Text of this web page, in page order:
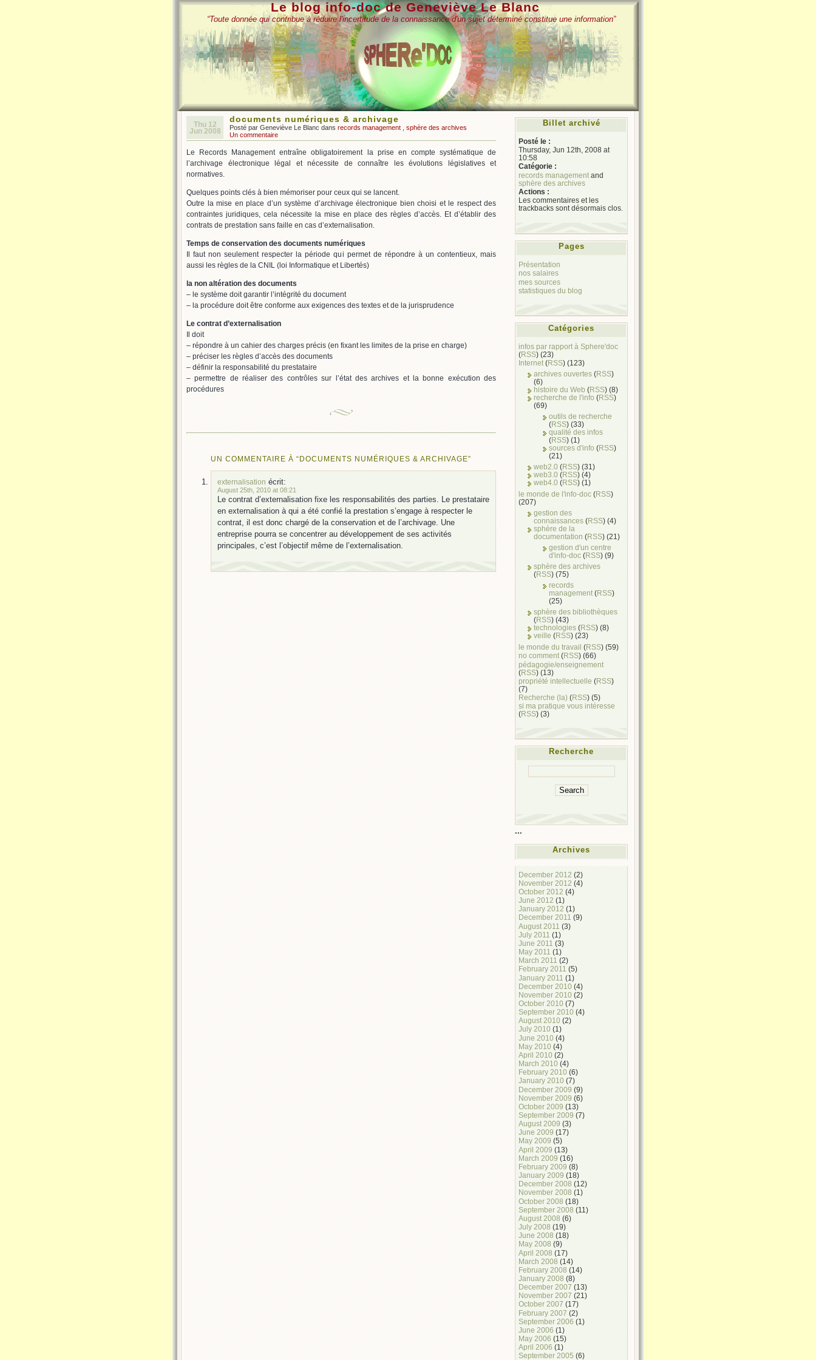
Le blog info-doc de Geneviève Le Blanc
“Toute donnée qui contribue à réduire l'incertitude de la connaissance d'un sujet déterminé constitue une information”
Thu 12
Jun 2008
documents numériques & archivage
Posté par Geneviève Le Blanc dans records management
sphère des archives
Un commentaire
Le Records Management entraîne obligatoirement la prise en compte systématique de
l’archivage électronique légal et nécessite de connaître les évolutions législatives et
normatives.
Quelques points clés à bien mémoriser pour ceux qui se lancent.
Outre la mise en place d’un système d’archivage électronique bien choisi et le respect des
contraintes juridiques, cela nécessite la mise en place des règles d’accès. Et d’établir des
contrats de prestation sans faille en cas d’externalisation.
Temps de conservation des documents numériques
Il faut non seulement respecter la période qui permet de répondre à un contentieux, mais
aussi les règles de la CNIL (loi Informatique et Libertés)
la non altération des documents
– le système doit garantir l’intégrité du document
– la procédure doit être conforme aux exigences des textes et de la jurisprudence
Le contrat d’externalisation
Il doit
– répondre à un cahier des charges précis (en fixant les limites de la prise en charge)
– préciser les règles d’accès des documents
– définir la responsabilité du prestataire
– permettre de réaliser des contrôles sur l’état des archives et la bonne exécution des
procédures
UN COMMENTAIRE À “DOCUMENTS NUMÉRIQUES & ARCHIVAGE”
externalisation écrit:
August 25th, 2010 at 08:21
Le contrat d’externalisation fixe les responsabilités des parties. Le prestataire
en externalisation à qui a été confié la prestation s’engage à respecter le
contrat, il est donc chargé de la conservation et de l’archivage. Une
entreprise pourra se concentrer au développement de ses activités
principales, c’est l’objectif même de l’externalisation.
Billet archivé
Posté le :
Thursday, Jun 12th, 2008 at
10:58
Catégorie :
records management and
sphère des archives
Actions :
Les commentaires et les
trackbacks sont désormais clos.
Pages
Présentation
nos salaires
mes sources
statistiques du blog
Catégories
infos par rapport à Sphere'doc
(RSS) (23)
Internet (RSS) (123)
archives ouvertes (RSS)
(6)
histoire du Web (RSS) (8)
recherche de l'info (RSS)
(69)
outils de recherche
(RSS) (33)
qualité des infos
(RSS) (1)
sources d'info (RSS)
(21)
web2.0 (RSS) (31)
web3.0 (RSS) (4)
web4.0 (RSS) (1)
le monde de l'info-doc (RSS)
(207)
gestion des
connaissances (RSS) (4)
sphère de la
documentation (RSS) (21)
gestion d'un centre
d'info-doc (RSS) (9)
sphère des archives
(RSS) (75)
records
management (RSS)
(25)
sphère des bibliothèques
(RSS) (43)
technologies (RSS) (8)
veille (RSS) (23)
le monde du travail (RSS) (59)
no comment (RSS) (66)
pédagogie/enseignement
(RSS) (13)
propriété intellectuelle (RSS)
(7)
Recherche (la) (RSS) (5)
si ma pratique vous intéresse
(RSS) (3)
Recherche
...
Archives
December 2012 (2)
November 2012 (4)
October 2012 (4)
June 2012 (1)
January 2012 (1)
December 2011 (9)
August 2011 (3)
July 2011 (1)
June 2011 (3)
May 2011 (1)
March 2011 (2)
February 2011 (5)
January 2011 (1)
December 2010 (4)
November 2010 (2)
October 2010 (7)
September 2010 (4)
August 2010 (2)
July 2010 (1)
June 2010 (4)
May 2010 (4)
April 2010 (2)
March 2010 (4)
February 2010 (6)
January 2010 (7)
December 2009 (9)
November 2009 (6)
October 2009 (13)
September 2009 (7)
August 2009 (3)
June 2009 (17)
May 2009 (5)
April 2009 (13)
March 2009 (16)
February 2009 (8)
January 2009 (18)
December 2008 (12)
November 2008 (1)
October 2008 (18)
September 2008 (11)
August 2008 (6)
July 2008 (19)
June 2008 (18)
May 2008 (9)
April 2008 (17)
March 2008 (14)
February 2008 (14)
January 2008 (8)
December 2007 (13)
November 2007 (21)
October 2007 (17)
February 2007 (2)
September 2006 (1)
June 2006 (1)
May 2006 (15)
April 2006 (1)
September 2005 (6)